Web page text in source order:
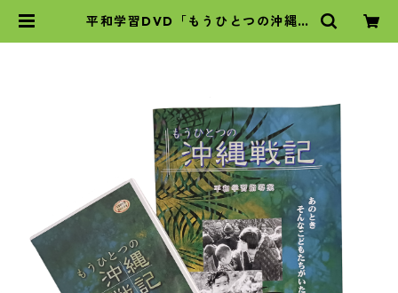
平和学習DVD「もうひとつの沖縄戦